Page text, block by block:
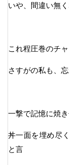
いや、間違い無
これ程圧巻のチ
さすがの私も、
一撃で記憶に焼
丼一面を埋め尽
と言